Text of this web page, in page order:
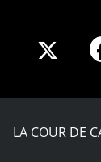
X
LA COUR DE